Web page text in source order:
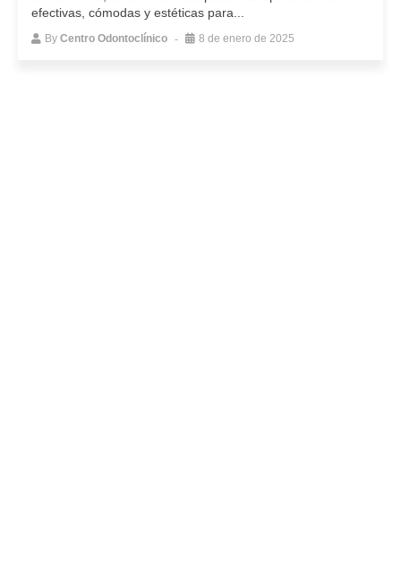
efectivas, cómodas y estéticas para...
By Centro Odontoclínico 8 de enero de 2025